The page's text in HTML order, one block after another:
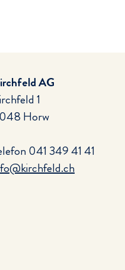
AG
1
Horw
041 349 41 41